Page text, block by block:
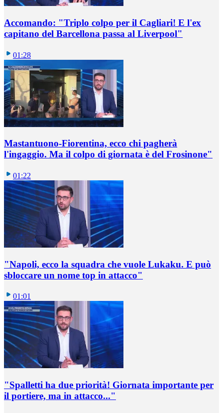
Accomando: "Triplo colpo per il Cagliari! E l'ex
capitano del Barcellona passa al Liverpool"
01:28
Mastantuono-Fiorentina, ecco chi pagherà
l'ingaggio. Ma il colpo di giornata è del Frosinone"
01:22
"Napoli, ecco la squadra che vuole Lukaku. E può
sbloccare un nome top in attacco"
01:01
"Spalletti ha due priorità! Giornata importante per
il portiere, ma in attacco..."